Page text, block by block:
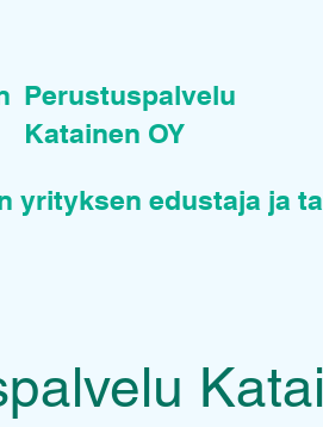
Perustuspalvelu
Katainen OY
yrityksen edustaja ja